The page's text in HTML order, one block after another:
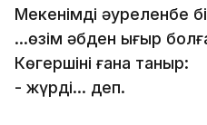
Мекенімді әуреленбе
...өзім әбден ығыр
Көгершіні ғана таныр:
- жүрдің... деп.